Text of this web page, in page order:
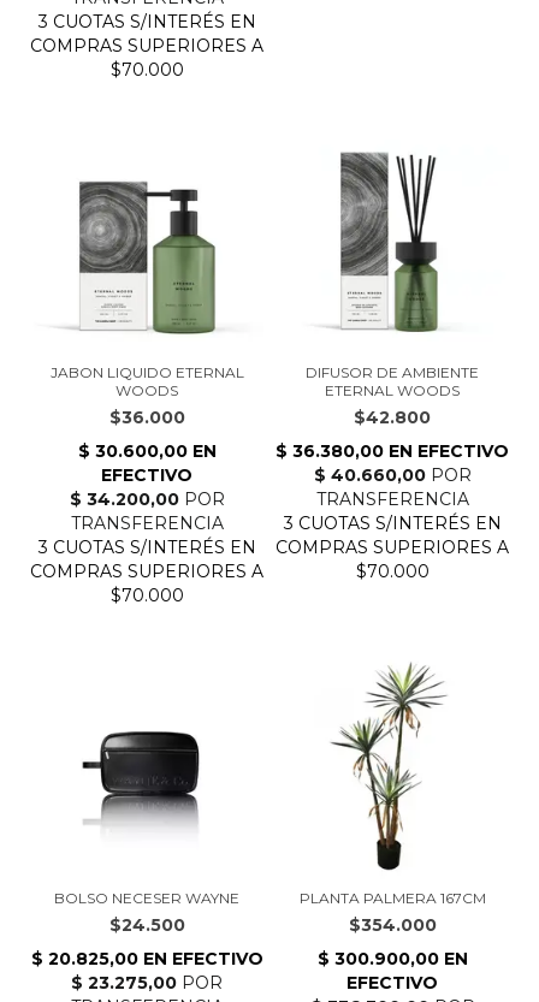
JABON LIQUIDO ETERNAL
WOODS
$36.000
DIFUSOR DE AMBIENTE
ETERNAL WOODS
$42.800
BOLSO NECESER WAYNE
$24.500
PLANTA PALMERA 167CM
$354.000